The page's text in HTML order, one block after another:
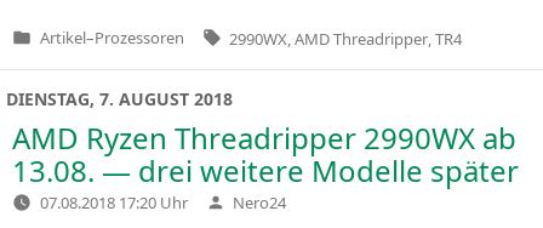
Veröffentlicht
Artikel–Prozessoren Tags:
2990WX AMD Threadripper TR4
DIENSTAG, 7. AUGUST 2018
AMD Ryzen Threadripper 2990WX ab
13.08. — drei weitere Modelle später
07.08.2018 17:20 Uhr Verfasst
von
Nero24